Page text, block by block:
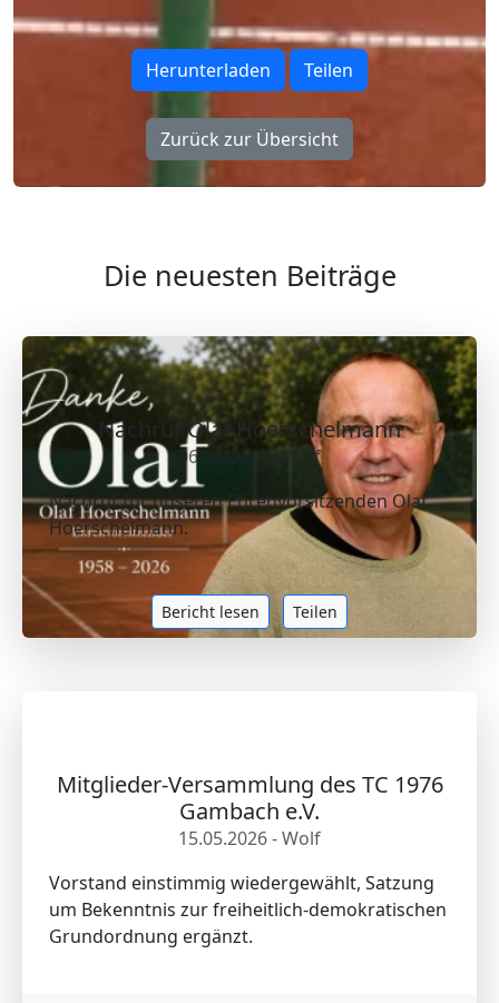
Herunterladen Teilen
Zurück zur Übersicht
Die neuesten Beiträge
Nachruf Olaf Hoerschelmann
06.07.2026 - Wolf
Nachruf für unseren Ehrenvorsitzenden Olaf
Hoerschelmann.
Bericht lesen Teilen
Mitglieder-Versammlung des TC 1976
Gambach e.V.
15.05.2026 - Wolf
Vorstand einstimmig wiedergewählt, Satzung
um Bekenntnis zur freiheitlich-demokratischen
Grundordnung ergänzt.